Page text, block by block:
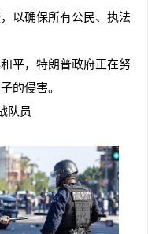
以确保所有公民、执法
平，特朗普政府正在努
的侵害。
队员